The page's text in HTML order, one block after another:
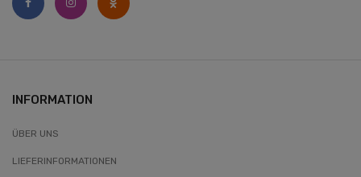
INFORMATION
ÜBER UNS
LIEFERINFORMATIONEN